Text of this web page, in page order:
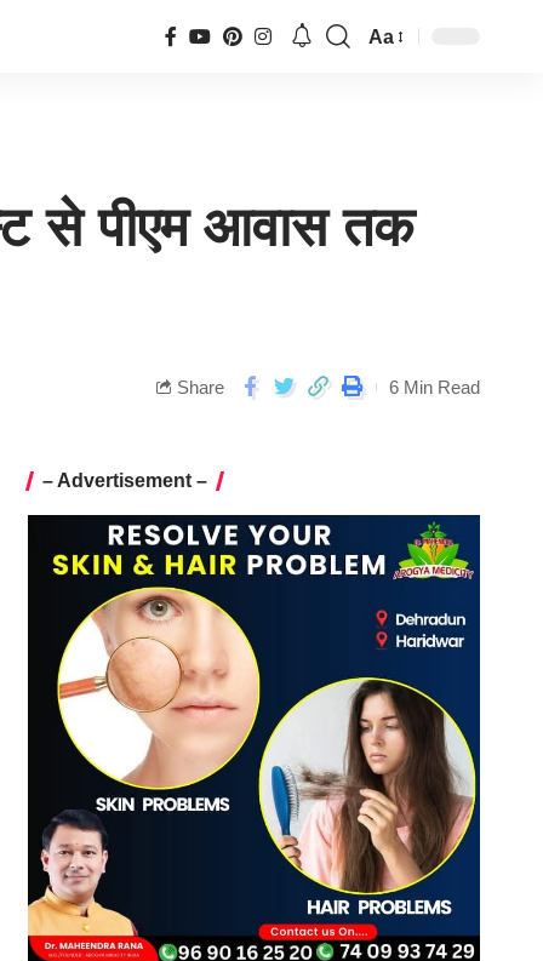
Aa
से पीएम आवास तक
Share 6 Min Read
– Advertisement –